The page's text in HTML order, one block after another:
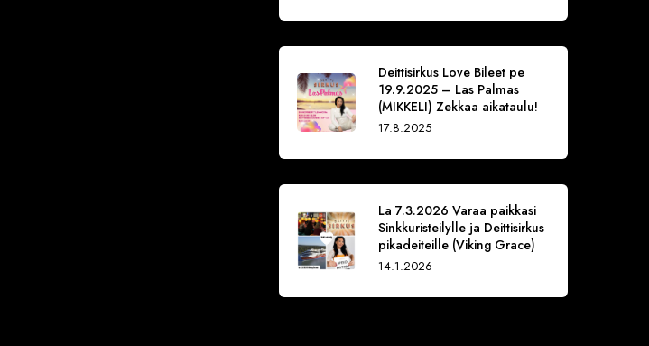
Deittisirkus Love Bileet pe
19.9.2025 – Las Palmas
(MIKKELI) Zekkaa aikataulu!
17.8.2025
La 7.3.2026 Varaa paikkasi
Sinkkuristeilylle ja Deittisirkus
pikadeiteille (Viking Grace)
14.1.2026